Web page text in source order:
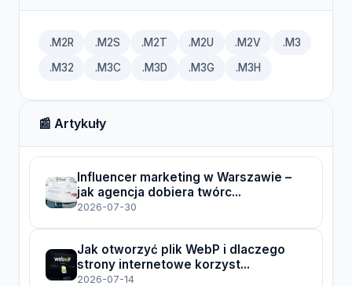
.M2R .M2S .M2T .M2U .M2V .M3
.M32 .M3C .M3D .M3G .M3H
📰 Artykuły
Influencer marketing w Warszawie –
jak agencja dobiera twórc...
2026-07-30
Jak otworzyć plik WebP i dlaczego
strony internetowe korzyst...
2026-07-14